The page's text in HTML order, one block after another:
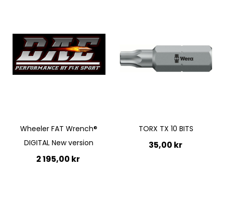
Wheeler FAT Wrench®
DIGITAL New version
2 195,00 kr
TORX TX 10 BITS
35,00 kr